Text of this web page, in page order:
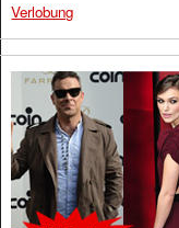
Verlobung